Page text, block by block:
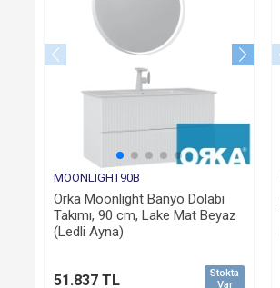
MOONLIGHT90B
Orka Moonlight Banyo Dolabı
Takımı, 90 cm, Lake Mat Beyaz
(Ledli Ayna)
Stokta
Var
51.837 TL